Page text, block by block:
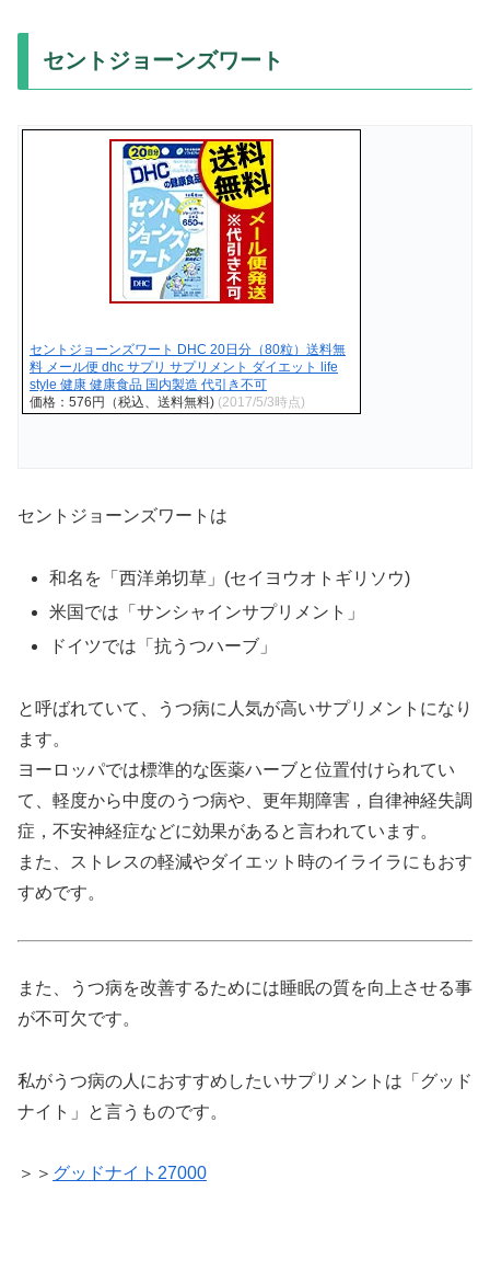
セントジョーンズワート
セントジョーンズワート DHC 20日分（80粒）送料無
料 メール便 dhc サプリ サプリメント ダイエット life
style 健康 健康食品 国内製造 代引き不可
価格：576円（税込、送料無料) (2017/5/3時点)
セントジョーンズワートは
和名を「西洋弟切草」(セイヨウオトギリソウ)
米国では「サンシャインサプリメント」
ドイツでは「抗うつハーブ」
と呼ばれていて、うつ病に人気が高いサプリメントになり
ます。
ヨーロッパでは標準的な医薬ハーブと位置付けられてい
て、軽度から中度のうつ病や、更年期障害，自律神経失調
症，不安神経症などに効果があると言われています。
また、ストレスの軽減やダイエット時のイライラにもおす
すめです。
また、うつ病を改善するためには睡眠の質を向上させる事
が不可欠です。
私がうつ病の人におすすめしたいサプリメントは「グッド
ナイト」と言うものです。
＞＞ グッドナイト27000